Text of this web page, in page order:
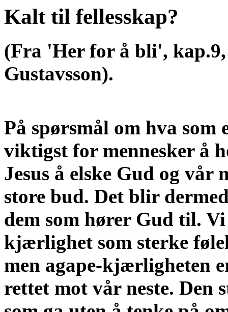
Kalt til fellesskap?
(Fra 'Her for å bli', kap.9,
Gustavsson).
På spørsmål om hva som
viktigst for mennesker å
Jesus å elske Gud og vår
store bud. Det blir
dem som hører Gud til.
kjærlighet som sterke
men agape-kjærligheten
rettet mot vår neste. Den